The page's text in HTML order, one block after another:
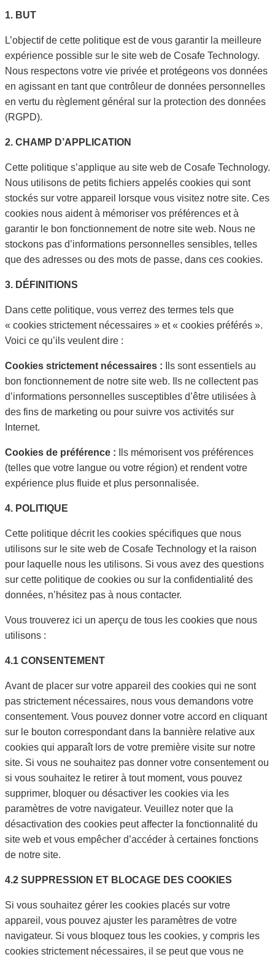
1. BUT
L’objectif de cette politique est de vous garantir la meilleure
expérience possible sur le site web de Cosafe Technology.
Nous respectons votre vie privée et protégeons vos données
en agissant en tant que contrôleur de données personnelles
en vertu du règlement général sur la protection des données
(RGPD).
2. CHAMP D’APPLICATION
Cette politique s’applique au site web de Cosafe Technology.
Nous utilisons de petits fichiers appelés cookies qui sont
stockés sur votre appareil lorsque vous visitez notre site. Ces
cookies nous aident à mémoriser vos préférences et à
garantir le bon fonctionnement de notre site web. Nous ne
stockons pas d’informations personnelles sensibles, telles
que des adresses ou des mots de passe, dans ces cookies.
3. DÉFINITIONS
Dans cette politique, vous verrez des termes tels que
« cookies strictement nécessaires » et « cookies préférés ».
Voici ce qu’ils veulent dire :
Cookies strictement nécessaires : Ils sont essentiels au
bon fonctionnement de notre site web. Ils ne collectent pas
d’informations personnelles susceptibles d’être utilisées à
des fins de marketing ou pour suivre vos activités sur
Internet.
Cookies de préférence : Ils mémorisent vos préférences
(telles que votre langue ou votre région) et rendent votre
expérience plus fluide et plus personnalisée.
4. POLITIQUE
Cette politique décrit les cookies spécifiques que nous
utilisons sur le site web de Cosafe Technology et la raison
pour laquelle nous les utilisons. Si vous avez des questions
sur cette politique de cookies ou sur la confidentialité des
données, n’hésitez pas à nous contacter.
Vous trouverez ici un aperçu de tous les cookies que nous
utilisons :
4.1 CONSENTEMENT
Avant de placer sur votre appareil des cookies qui ne sont
pas strictement nécessaires, nous vous demandons votre
consentement. Vous pouvez donner votre accord en cliquant
sur le bouton correspondant dans la bannière relative aux
cookies qui apparaît lors de votre première visite sur notre
site. Si vous ne souhaitez pas donner votre consentement ou
si vous souhaitez le retirer à tout moment, vous pouvez
supprimer, bloquer ou désactiver les cookies via les
paramètres de votre navigateur. Veuillez noter que la
désactivation des cookies peut affecter la fonctionnalité du
site web et vous empêcher d’accéder à certaines fonctions
de notre site.
4.2 SUPPRESSION ET BLOCAGE DES COOKIES
Si vous souhaitez gérer les cookies placés sur votre
appareil, vous pouvez ajuster les paramètres de votre
navigateur. Si vous bloquez tous les cookies, y compris les
cookies strictement nécessaires, il se peut que vous ne